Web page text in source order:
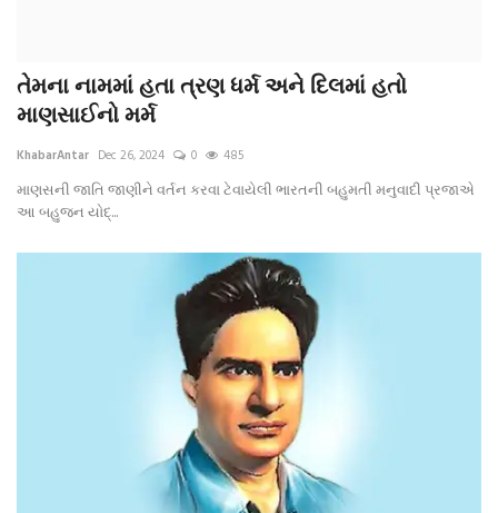
તેમના નામમાં હતા ત્રણ ધર્મ અને દિલમાં હતો
માણસાઈનો મર્મ
KhabarAntar Dec 26, 2024 0 485
માણસની જાતિ જાણીને વર્તન કરવા ટેવાયેલી ભારતની બહુમતી મનુવાદી પ્રજાએ
આ બહુજન યોદ્...